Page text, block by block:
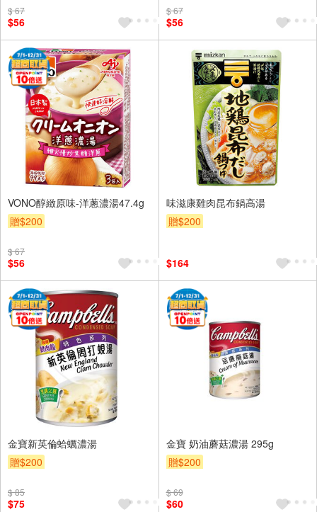
$ 67
$56
$ 67
$56
VONO醇緻原味-洋蔥濃湯47.4g
贈$200
$ 67
$56
味滋康雞肉昆布鍋高湯
贈$200
$164
金寶新英倫蛤蠣濃湯
贈$200
$ 85
$75
金寶 奶油蘑菇濃湯 295g
贈$200
$ 69
$60